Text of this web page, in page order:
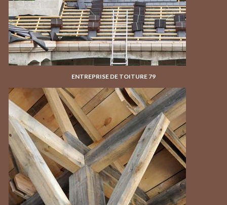
ENTREPRISE DE TOITURE 79